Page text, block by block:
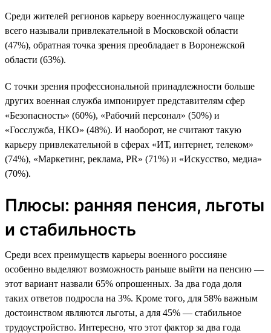
Среди жителей регионов карьеру военнослужащего чаще
всего называли привлекательной в Московской области
(47%), обратная точка зрения преобладает в Воронежской
области (63%).
С точки зрения профессиональной принадлежности больше
других военная служба импонирует представителям сфер
«Безопасность» (60%), «Рабочий персонал» (50%) и
«Госслужба, НКО» (48%). И наоборот, не считают такую
карьеру привлекательной в сферах «ИТ, интернет, телеком»
(74%), «Маркетинг, реклама, PR» (71%) и «Искусство, медиа»
(70%).
Плюсы: ранняя пенсия, льготы
и стабильность
Среди всех преимуществ карьеры военного россияне
особенно выделяют возможность раньше выйти на пенсию —
этот вариант назвали 65% опрошенных. За два года доля
таких ответов подросла на 3%. Кроме того, для 58% важным
достоинством являются льготы, а для 45% — стабильное
трудоустройство. Интересно, что этот фактор за два года